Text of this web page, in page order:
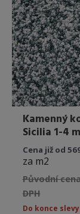
Kamenný
Sicilia 1-4
Cena již od
za m2
Původní
DPH
Do konce